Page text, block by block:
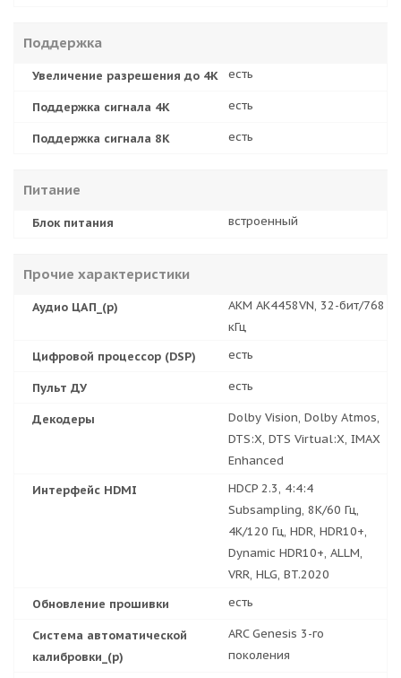
Поддержка
Увеличение разрешения до 4K есть
Поддержка сигнала 4K есть
Поддержка сигнала 8K есть
Питание
Блок питания встроенный
Прочие характеристики
Аудио ЦАП_(р)
AKM AK4458VN, 32-бит/768
кГц
Цифровой процессор (DSP)
есть
Пульт ДУ есть
Декодеры
Dolby Vision, Dolby Atmos,
DTS:X, DTS Virtual:X, IMAX
Enhanced
Интерфейс HDMI
HDCP 2.3, 4:4:4
Subsampling, 8K/60 Гц,
4K/120 Гц, HDR, HDR10+,
Dynamic HDR10+, ALLM,
VRR, HLG, BT.2020
Обновление прошивки
есть
Система автоматической
калибровки_(р)
ARC Genesis 3-го
поколения